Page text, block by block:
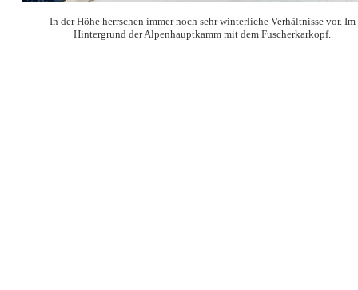
In der Höhe herrschen immer noch sehr winterliche Verhältnisse vor. Im
Hintergrund der Alpenhauptkamm mit dem Fuscherkarkopf.